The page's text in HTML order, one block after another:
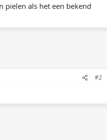
pielen als het een bekend
#2